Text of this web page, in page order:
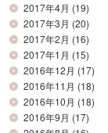
2017年4月 (19)
2017年3月 (20)
2017年2月 (16)
2017年1月 (15)
2016年12月 (17)
2016年11月 (18)
2016年10月 (18)
2016年9月 (17)